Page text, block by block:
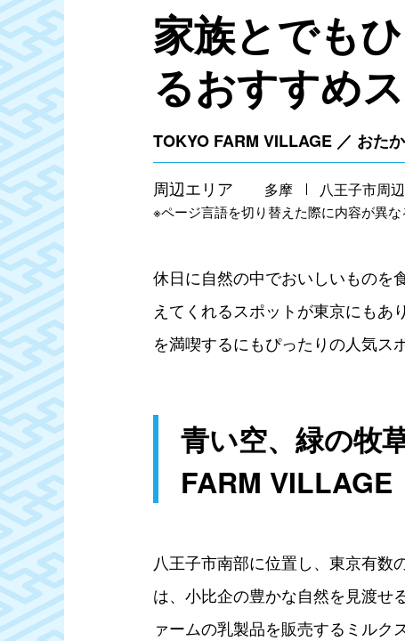
家族とでも
るおすすめ
TOKYO FARM VILLAGE ／ おた
周辺エリア 多摩 八王子市周
※ページ言語を切り替えた際に内容が異な
休日に自然の中でおいしいものを
えてくれるスポットが東京にもあ
を満喫するにもぴったりの人気ス
青い空、緑の牧
FARM VILLAGE
八王子市南部に位置し、東京有数
は、小比企の豊かな自然を見渡せ
ァームの乳製品を販売するミル